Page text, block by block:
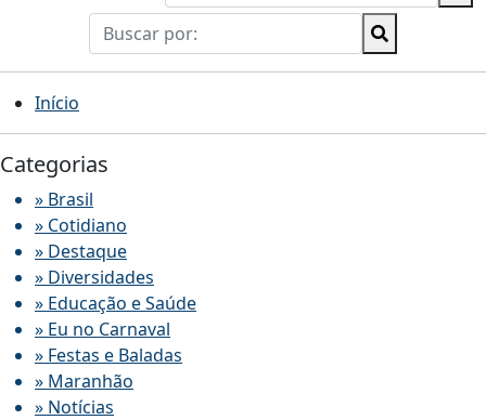
Início
Categorias
» Brasil
» Cotidiano
» Destaque
» Diversidades
» Educação e Saúde
» Eu no Carnaval
» Festas e Baladas
» Maranhão
» Notícias